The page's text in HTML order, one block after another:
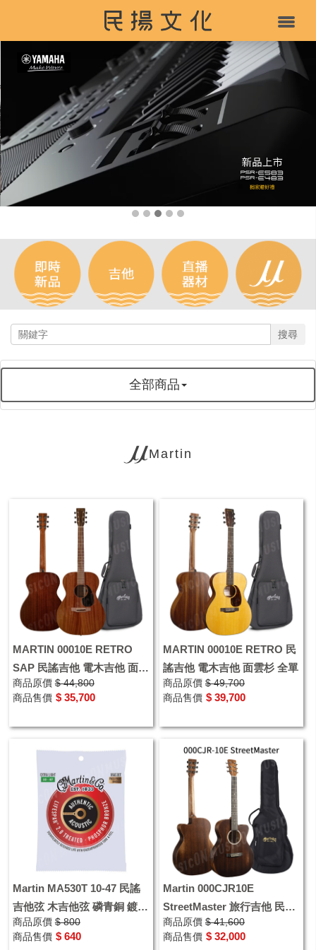
搜尋
全部商品
Martin
MARTIN 00010E RETRO
SAP 民謠吉他 電木吉他 面沙
比利 全單
商品原價 $ 44,800
商品售價 $ 35,700
MARTIN 00010E RETRO 民
謠吉他 電木吉他 面雲杉 全單
商品原價 $ 49,700
商品售價 $ 39,700
Martin MA530T 10-47 民謠
吉他弦 木吉他弦 磷青銅 鍍膜
防鏽
商品原價 $ 800
商品售價 $ 640
Martin 000CJR10E
StreetMaster 旅行吉他 民謠
吉他 全單木吉他 EQ 附原廠
琴袋
商品原價 $ 41,600
商品售價 $ 32,000